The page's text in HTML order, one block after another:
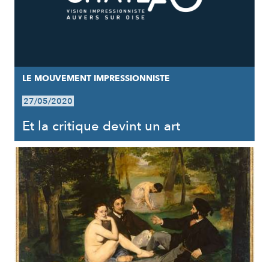
LE MOUVEMENT IMPRESSIONNISTE
27/05/2020
Et la critique devint un art